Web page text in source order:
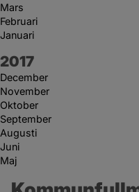
Mars
Februari
Januari
År:
2017
December
November
Oktober
September
Augusti
Juni
Maj